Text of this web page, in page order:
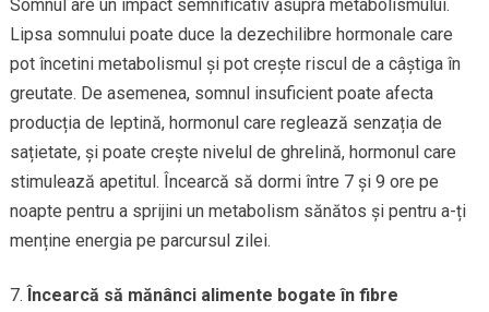
Somnul are un impact semnificativ asupra metabolismului.
Lipsa somnului poate duce la dezechilibre hormonale care
pot încetini metabolismul și pot crește riscul de a câștiga în
greutate. De asemenea, somnul insuficient poate afecta
producția de leptină, hormonul care reglează senzația de
sațietate, și poate crește nivelul de ghrelină, hormonul care
stimulează apetitul. Încearcă să dormi între 7 și 9 ore pe
noapte pentru a sprijini un metabolism sănătos și pentru a-ți
menține energia pe parcursul zilei.
Încearcă să mănânci alimente bogate în fibre